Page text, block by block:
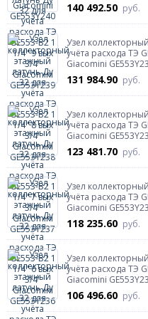
140 492.50 руб.
Узел
учёта расхода ТЭ
Giacomini
131 984.90 руб.
Узел
учёта расхода ТЭ
Giacomini
123 481.70 руб.
Узел
учёта расхода ТЭ
Giacomini
118 235.60 руб.
Узел
учёта расхода ТЭ
Giacomini
106 496.60 руб.